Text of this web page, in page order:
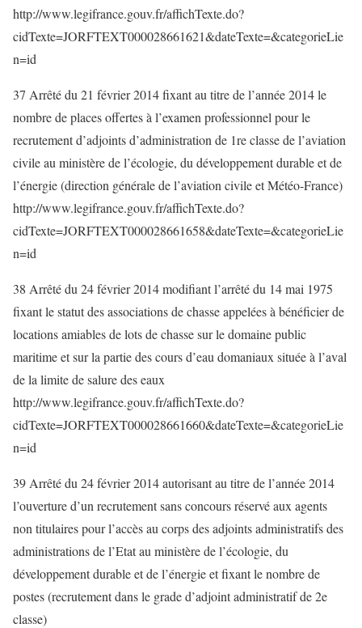
http://www.legifrance.gouv.fr/affichTexte.do?
cidTexte=JORFTEXT000028661621&dateTexte=&categorieLie
n=id
37 Arrêté du 21 février 2014 fixant au titre de l’année 2014 le
nombre de places offertes à l’examen professionnel pour le
recrutement d’adjoints d’administration de 1re classe de l’aviation
civile au ministère de l’écologie, du développement durable et de
l’énergie (direction générale de l’aviation civile et Météo-France)
http://www.legifrance.gouv.fr/affichTexte.do?
cidTexte=JORFTEXT000028661658&dateTexte=&categorieLie
n=id
38 Arrêté du 24 février 2014 modifiant l’arrêté du 14 mai 1975
fixant le statut des associations de chasse appelées à bénéficier de
locations amiables de lots de chasse sur le domaine public
maritime et sur la partie des cours d’eau domaniaux située à l’aval
de la limite de salure des eaux
http://www.legifrance.gouv.fr/affichTexte.do?
cidTexte=JORFTEXT000028661660&dateTexte=&categorieLie
n=id
39 Arrêté du 24 février 2014 autorisant au titre de l’année 2014
l’ouverture d’un recrutement sans concours réservé aux agents
non titulaires pour l’accès au corps des adjoints administratifs des
administrations de l’Etat au ministère de l’écologie, du
développement durable et de l’énergie et fixant le nombre de
postes (recrutement dans le grade d’adjoint administratif de 2e
classe)